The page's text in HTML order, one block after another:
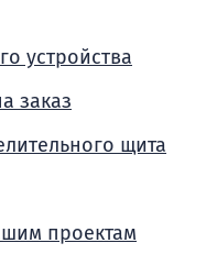
устройства
заказ
щита
проектам